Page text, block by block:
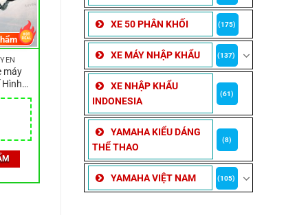
XE 50 PHÂN KHỐI (175)
XE MÁY NHẬP KHẨU (137)
XE NHẬP KHẨU
INDONESIA
(61)
YAMAHA KIỂU DÁNG
THỂ THAO
(8)
YAMAHA VIỆT NAM (105)
máy
Hình